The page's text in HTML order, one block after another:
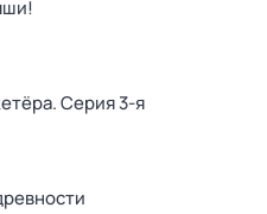
. Серия 3-я